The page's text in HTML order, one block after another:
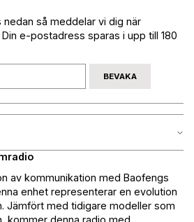
så meddelar vi dig när
e-postadress sparas i upp till 180
BEVAKA
av kommunikation med Baofengs
enhet representerar en evolution
Jämfört med tidigare modeller som
kommer denna radio med